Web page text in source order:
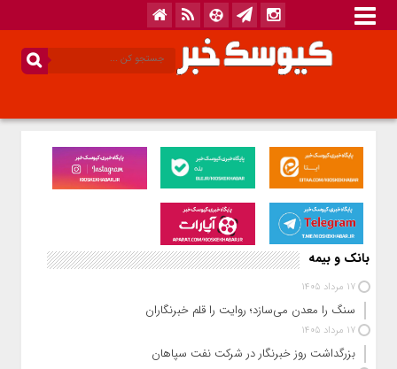
بانک و بیمه
17 مرداد 1405
سنگ را معدن می‌سازد؛ روایت را قلم خبرنگاران
17 مرداد 1405
بزرگداشت روز خبرنگار در شرکت نفت سپاهان